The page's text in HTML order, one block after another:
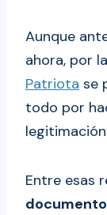
Aunque
ahora, por
Patriota se
todo por
Entre esas